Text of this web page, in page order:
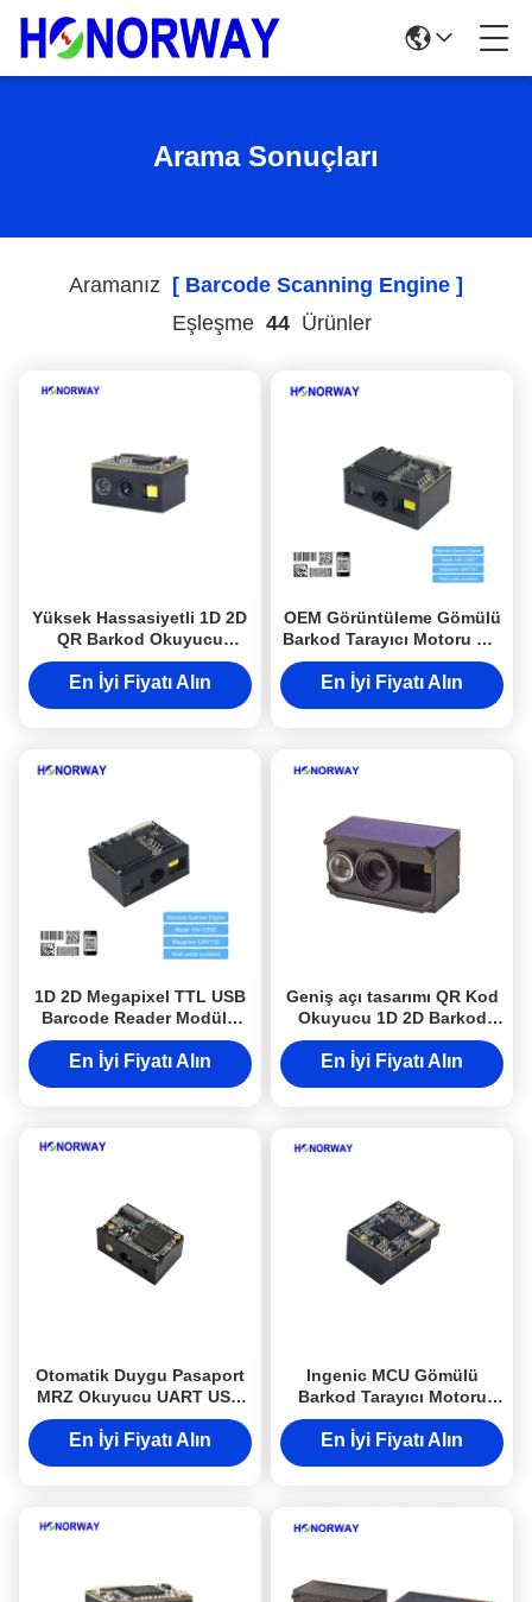
Arama Sonuçları
Aramanız [ Barcode Scanning Engine ]
Eşleşme 44 Ürünler
Yüksek Hassasiyetli 1D 2D
QR Barkod Okuyucu
Modülü Güneş Işığına
Dayanıklı Barkod Tarama
En İyi Fiyatı Alın
OEM Görüntüleme Gömülü
Barkod Tarayıcı Motoru QR
Barkod Tarama Motoru
Parlama Önleyici
En İyi Fiyatı Alın
1D 2D Megapixel TTL USB
Barcode Reader Modülü
Otomatik Algılama Barcode
Tarama Motoru
En İyi Fiyatı Alın
Geniş açı tasarımı QR Kod
Okuyucu 1D 2D Barkod
Tarama Motoru Bilet
Makinesi
En İyi Fiyatı Alın
Otomatik Duygu Pasaport
MRZ Okuyucu UART USB
ile 1D 2D QR
Programlanabilir Barkod
En İyi Fiyatı Alın
Ingenic MCU Gömülü
Barkod Tarayıcı Motoru
Mini 1D 2D QR Kod Tarayıcı
Modülü
En İyi Fiyatı Alın